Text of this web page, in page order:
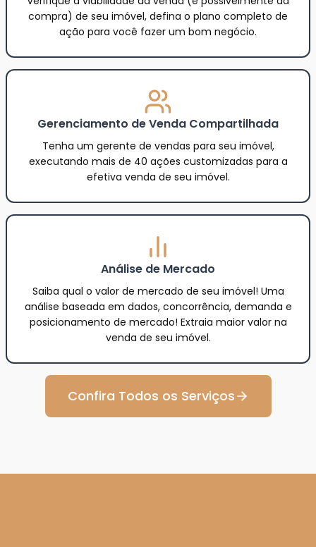
compra) de seu imóvel, defina o plano completo de
ação para você fazer um bom negócio.
Gerenciamento de Venda Compartilhada
Tenha um gerente de vendas para seu imóvel,
executando mais de 40 ações customizadas para a
efetiva venda de seu imóvel.
Análise de Mercado
Saiba qual o valor de mercado de seu imóvel! Uma
análise baseada em dados, concorrência, demanda e
posicionamento de mercado! Extraia maior valor na
venda de seu imóvel.
Confira Todos os Serviços